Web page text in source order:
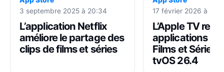
3 septembre 2025 à 20:34
L’application Netflix
améliore le partage des
clips de films et séries
17 février 2026 à
L’Apple TV
applications
Films et Séries
tvOS 26.4